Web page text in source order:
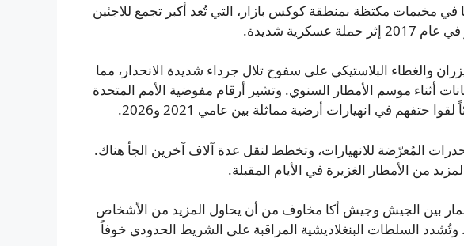
مخيمات مكتظة بمنطقة كوكس بازار، التي تُعد أكبر تجمع للاجئين
شديدة.
والغطاء البلاستيكي على سفوح تلال جرداء شديدة الانحدار، مما
أثناء موسم الأمطار السنوي. وتشير أرقام مفوضية الأمم المتحدة
حتفهم في انهيارات أرضية مماثلة بين عامي 2021 و2026.
المُعرّضة للانهيارات، وتخطط لنقل عدة آلاف آخرين الجأ هناك.
من الأمطار الغزيرة في الأيام المقبلة.
بين الجيش وجيش أكا مخاوف من أن يحاول المزيد من الأشخاص
وتُشدد السلطات البنغلاديشية المراقبة على الشريط الحدودي خوفاً